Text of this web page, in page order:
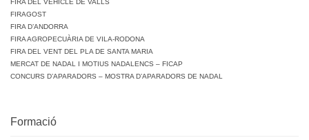
FIRAGOST
FIRA D’ANDORRA
FIRA AGROPECUÀRIA DE VILA-RODONA
FIRA DEL VENT DEL PLA DE SANTA MARIA
MERCAT DE NADAL I MOTIUS NADALENCS – FICAP
CONCURS D’APARADORS – MOSTRA D’APARADORS DE NADAL
Formació